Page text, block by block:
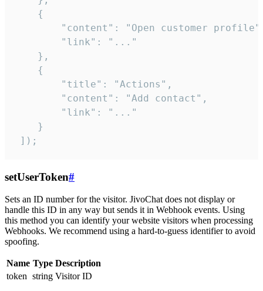
    {
"content": "Open customer
        "link": "..."
    },
    {
        "title": "Actions",
        "content": "Add contact",
        "link": "..."
    }
]);
setUserToken#
Sets an ID number for the visitor. JivoChat does not display or
handle this ID in any way but sends it in Webhook events. Using
this method you can identify your website visitors when processing
Webhooks. We recommend using a hard-to-guess identifier to avoid
spoofing.
Name Type Description
token string Visitor ID